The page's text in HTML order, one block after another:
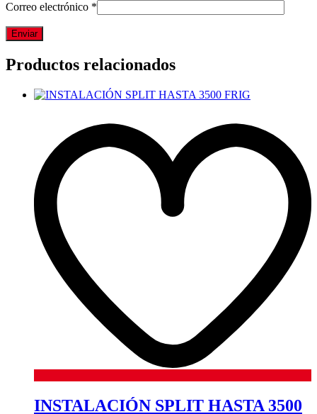
Correo electrónico *
Productos relacionados
INSTALACIÓN SPLIT HASTA 3500